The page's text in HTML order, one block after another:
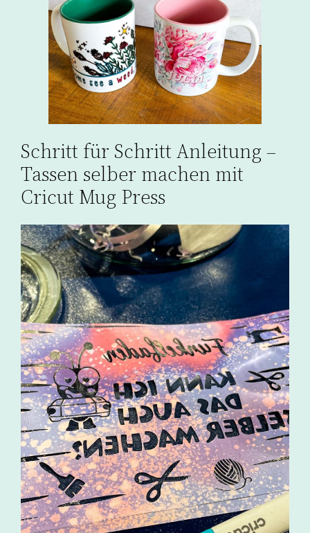
Schritt für Schritt Anleitung –
Tassen selber machen mit
Cricut Mug Press